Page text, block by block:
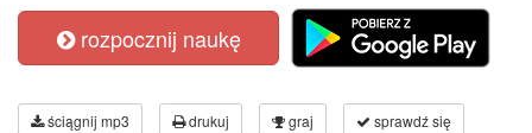
rozpocznij naukę
ściągnij mp3 drukuj graj sprawdź się